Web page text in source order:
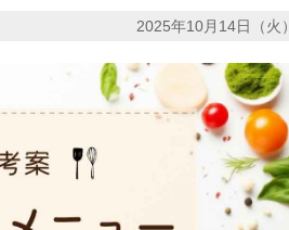
2025年10月14日（火）